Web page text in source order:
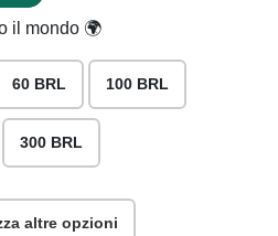
il mondo 🌍
60 BRL 100 BRL
300 BRL
altre opzioni